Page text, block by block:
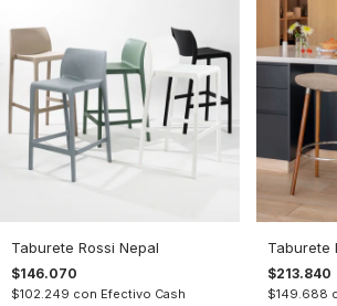
Taburete Rossi Nepal
$146.070
$102.249 con Efectivo Cash
Taburete
$213.840
$149.688